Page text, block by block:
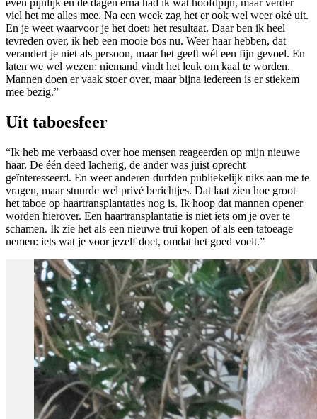
even pijnlijk en de dagen erna had ik wat hoofdpijn, maar verder
viel het me alles mee. Na een week zag het er ook wel weer oké uit.
En je weet waarvoor je het doet: het resultaat. Daar ben ik heel
tevreden over, ik heb een mooie bos nu. Weer haar hebben, dat
verandert je niet als persoon, maar het geeft wél een fijn gevoel. En
laten we wel wezen: niemand vindt het leuk om kaal te worden.
Mannen doen er vaak stoer over, maar bijna iedereen is er stiekem
mee bezig.”
Uit taboesfeer
“Ik heb me verbaasd over hoe mensen reageerden op mijn nieuwe
haar. De één deed lacherig, de ander was juist oprecht
geïnteresseerd. En weer anderen durfden publiekelijk niks aan me te
vragen, maar stuurde wel privé berichtjes. Dat laat zien hoe groot
het taboe op haartransplantaties nog is. Ik hoop dat mannen opener
worden hierover. Een haartransplantatie is niet iets om je over te
schamen. Ik zie het als een nieuwe trui kopen of als een tatoeage
nemen: iets wat je voor jezelf doet, omdat het goed voelt.”